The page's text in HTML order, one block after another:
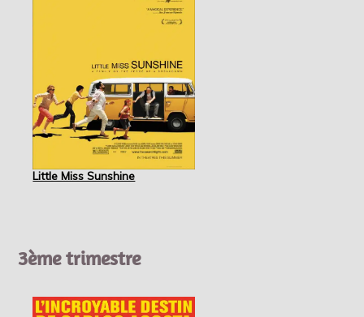
The Truman show
Little Miss Sunshine
3ème trimestre